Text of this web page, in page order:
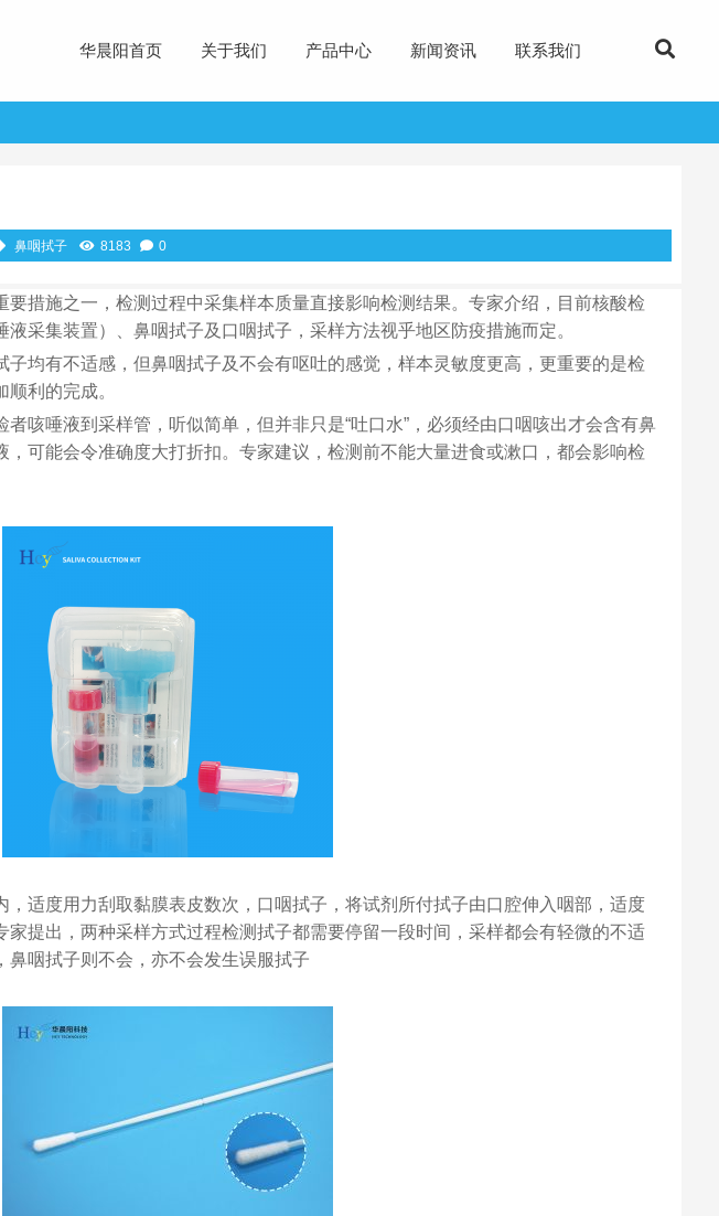
华晨阳首页 关于我们 产品中心 新闻资讯 联系我们
鼻咽拭子 8183 0
措施之一，检测过程中采集样本质量直接影响检测结果。专家介绍，目前核酸检
采集装置）、鼻咽拭子及口咽拭子，采样方法视乎地区防疫措施而定。
均有不适感，但鼻咽拭子及不会有呕吐的感觉，样本灵敏度更高，更重要的是检
利的完成。
咳唾液到采样管，听似简单，但并非只是“吐口水”，必须经由口咽咳出才会含有鼻
可能会令准确度大打折扣。专家建议，检测前不能大量进食或漱口，都会影响检
适度用力刮取黏膜表皮数次，口咽拭子，将试剂所付拭子由口腔伸入咽部，适度
家提出，两种采样方式过程检测拭子都需要停留一段时间，采样都会有轻微的不适
咽拭子则不会，亦不会发生误服拭子